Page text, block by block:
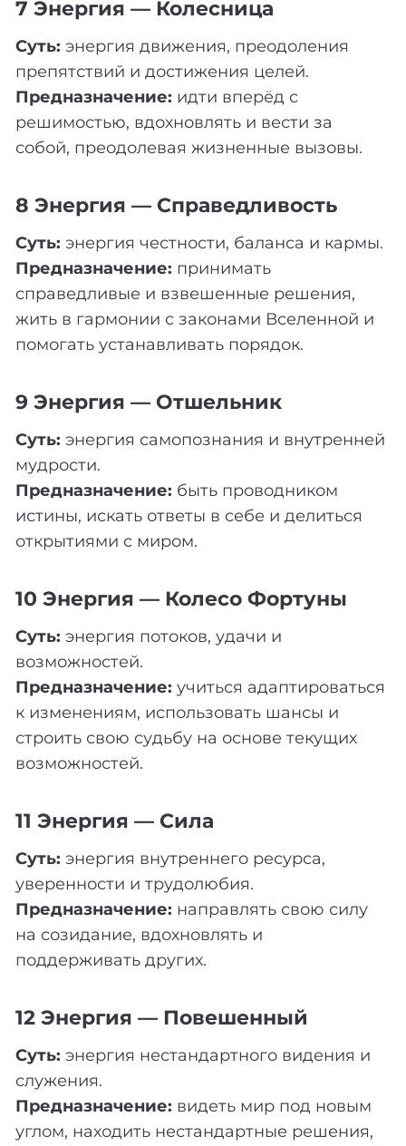
7 Энергия — Колесница
Суть: энергия движения, преодоления
препятствий и достижения целей.
Предназначение: идти вперёд с
решимостью, вдохновлять и вести за
собой, преодолевая жизненные вызовы.
8 Энергия — Справедливость
Суть: энергия честности, баланса и кармы.
Предназначение: принимать
справедливые и взвешенные решения,
жить в гармонии с законами Вселенной и
помогать устанавливать порядок.
9 Энергия — Отшельник
Суть: энергия самопознания и внутренней
мудрости.
Предназначение: быть проводником
истины, искать ответы в себе и делиться
открытиями с миром.
10 Энергия — Колесо Фортуны
Суть: энергия потоков, удачи и
возможностей.
Предназначение: учиться адаптироваться
к изменениям, использовать шансы и
строить свою судьбу на основе текущих
возможностей.
11 Энергия — Сила
Суть: энергия внутреннего ресурса,
уверенности и трудолюбия.
Предназначение: направлять свою силу
на созидание, вдохновлять и
поддерживать других.
12 Энергия — Повешенный
Суть: энергия нестандартного видения и
служения.
Предназначение: видеть мир под новым
углом, находить нестандартные решения,